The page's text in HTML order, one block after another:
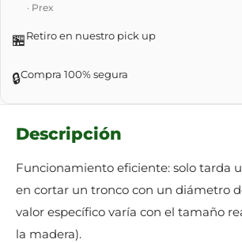
· Prex
🏪Retiro en nuestro pick up
🔒Compra 100% segura
Descripción
Funcionamiento eficiente: solo tarda
en cortar un tronco con un diámetro
valor específico varía con el tamaño
la madera).